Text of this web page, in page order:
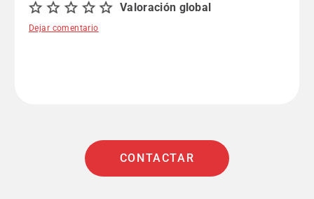
Valoración global
Dejar comentario
CONTACTAR